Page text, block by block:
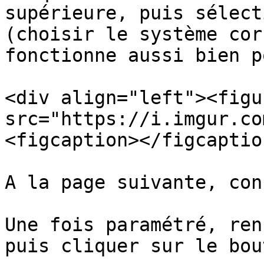
supérieure, puis
(choisir le système
fonctionne aussi bien
<div
src="https://
<figcaption></
A la page suivante,
Une fois paramétré,
puis cliquer sur le